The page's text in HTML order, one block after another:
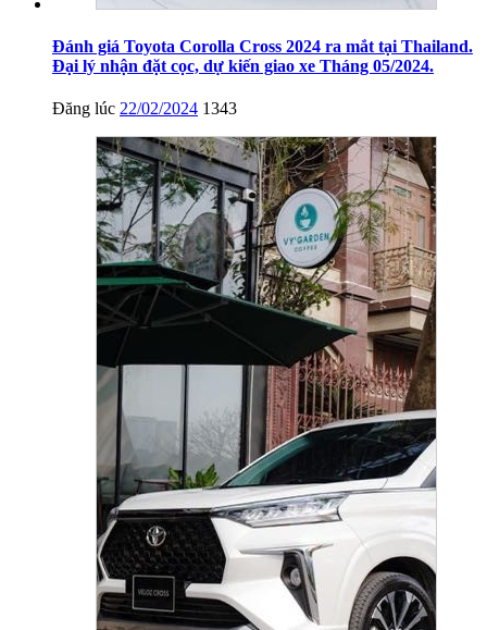
Đánh giá Toyota Corolla Cross 2024 ra mắt tại Thailand.
Đại lý nhận đặt cọc, dự kiến giao xe Tháng 05/2024.
Đăng lúc 22/02/2024 1343